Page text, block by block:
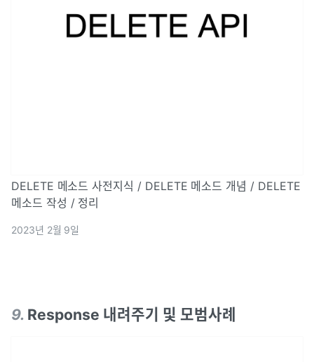
DELETE 메소드 사전지식 / DELETE 메소드 개념 / DELETE
메소드 작성 / 정리
2023년 2월 9일
9. Response 내려주기 및 모범사례